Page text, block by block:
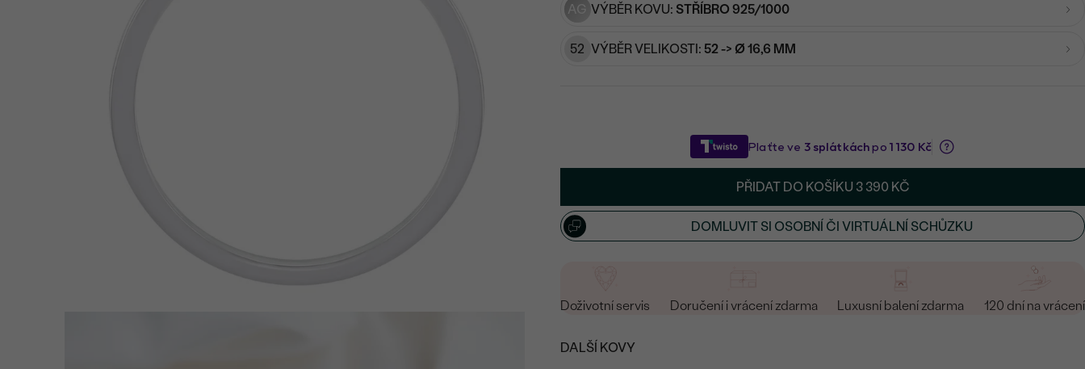
AG VÝBĚR KOVU: STŘÍBRO 925/1000
52 VÝBĚR VELIKOSTI: 52 -> Ø 16,6 MM
PŘIDAT DO KOŠÍKU 3 390 KČ
DOMLUVIT SI OSOBNÍ ČI VIRTUÁLNÍ SCHŮZKU
Doživotní servis Doručení i vrácení zdarma Luxusní balení zdarma 120 dní na vrácení
DALŠÍ KOVY